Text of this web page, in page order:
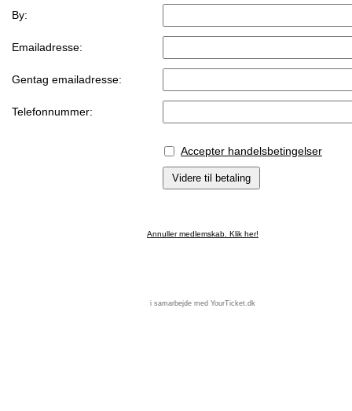
By:
Emailadresse:
Gentag emailadresse:
Telefonnummer:
Accepter handelsbetingelser
Annuller medlemskab. Klik her!
i samarbejde med YourTicket.dk